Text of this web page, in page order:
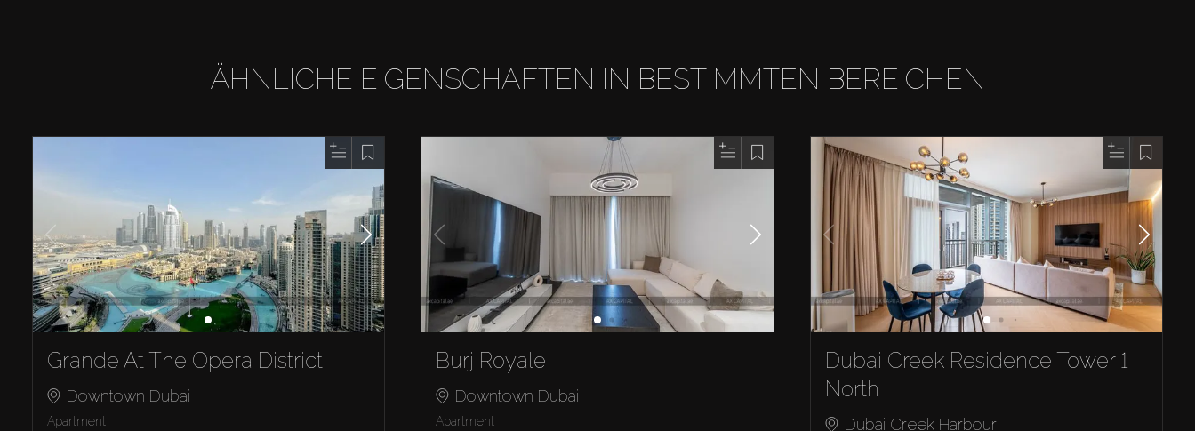
ÄHNLICHE EIGENSCHAFTEN IN BESTIMMTEN BEREICHEN
Grande At The Opera District
Downtown Dubai
Apartment
Burj Royale
Downtown Dubai
Apartment
Dubai Creek Residence Tower 1
North
Dubai Creek Harbour